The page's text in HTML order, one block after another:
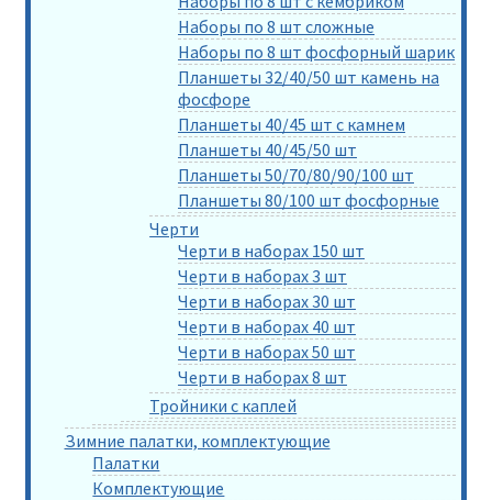
Наборы по 8 шт сложные
Наборы по 8 шт фосфорный шарик
Планшеты 32/40/50 шт камень на
фосфоре
Планшеты 40/45 шт с камнем
Планшеты 40/45/50 шт
Планшеты 50/70/80/90/100 шт
Планшеты 80/100 шт фосфорные
Черти
Черти в наборах 150 шт
Черти в наборах 3 шт
Черти в наборах 30 шт
Черти в наборах 40 шт
Черти в наборах 50 шт
Черти в наборах 8 шт
Тройники с каплей
Зимние палатки, комплектующие
Палатки
Комплектующие